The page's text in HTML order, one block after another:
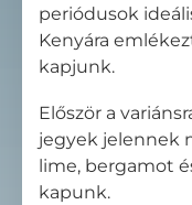
periódusok
Kenyára
kapjunk.
Először a
jegyek jelennek
lime, bergamot
kapunk.